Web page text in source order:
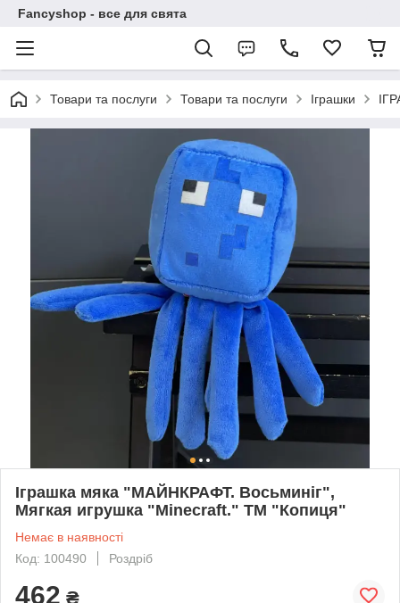
Fancyshop - все для свята
Товари та послуги Товари та послуги Іграшки
Іграшка мяка "МАЙНКРАФТ. Восьминіг",
Мягкая игрушка "Minecraft." ТМ "Копиця"
Немає в наявності
Код: 100490
Роздріб
462 ₴